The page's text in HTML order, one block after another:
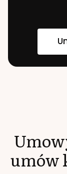
umów